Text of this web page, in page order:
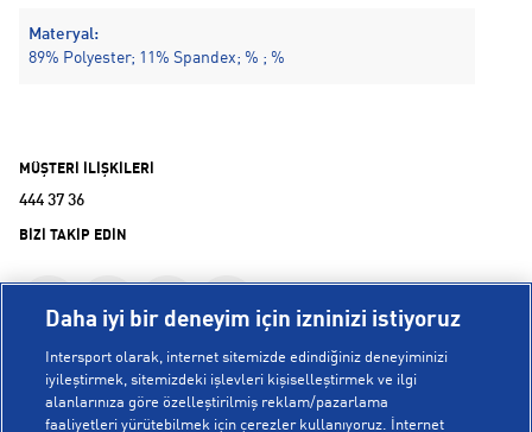
Materyal:
89% Polyester; 11% Spandex; % ; %
MÜŞTERİ İLİŞKİLERİ
444 37 36
BİZİ TAKİP EDİN
KURUMSAL
Daha iyi bir deneyim için izninizi istiyoruz
Intersport olarak, internet sitemizde edindiğiniz deneyiminizi
iyileştirmek, sitemizdeki işlevleri kişiselleştirmek ve ilgi
alanlarınıza göre özelleştirilmiş reklam/pazarlama
faaliyetleri yürütebilmek için çerezler kullanıyoruz. İnternet